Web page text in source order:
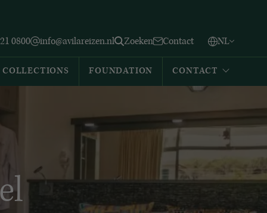
0800 info@avilareizen.nl Zoeken Contact NL
Español
COLLECTIONS FOUNDATION CONTACT